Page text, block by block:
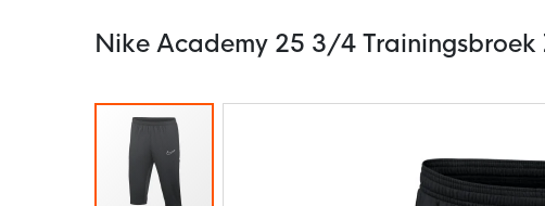
Nike Academy 25 3/4 Trainingsbroek
Ga